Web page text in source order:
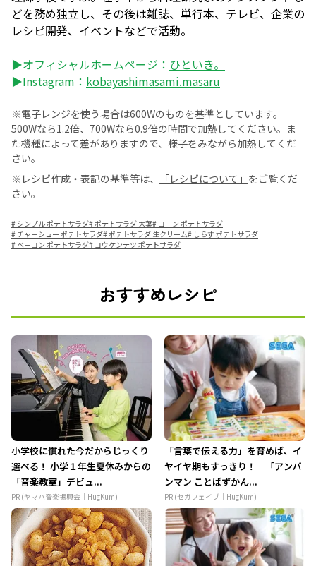
どを務め独立し、その後は雑誌、単行本、テレビ、企業の
レシピ開発、イベントなどで活動。
▶オフィシャルホームページ： ひといき。
▶Instagram： kobayashimasami.masaru
※電子レンジを使う場合は600Wのものを基準としています。
500Wなら1.2倍、700Wなら0.9倍の時間で加熱してください。ま
た機種によって差がありますので、様子をみながら加熱してくだ
さい。
※レシピ作成・表記の基準等は、
「レシピについて」 をご覧くだ
さい。
# シンプル ポテトサラダ#ポテトサラダ 大葉# コーン ポテトサラダ
# チャーシュー ポテトサラダ#ポテトサラダ 生クリーム# しらす ポテトサラダ
#ベーコン ポテトサラダ# コウケンテツ ポテトサラダ
おすすめレシピ
小学校に慣れた今だからじっくり
選べる！ 小学１年生夏休みからの
「音楽教室」デビュ...
PR (ヤマハ音楽振興会｜HugKum)
「言葉で伝える力」を育めば、イ
ヤイヤ期もすっきり！ 「アンパ
ンマン ことばずかん...
PR (セガフェイブ｜HugKum)